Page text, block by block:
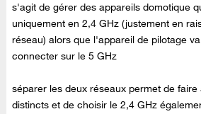
s'agit de gérer des appareils domotique
uniquement en 2,4 GHz (justement en
réseau) alors que l'appareil de pilotage
connecter sur le 5 GHz
séparer les deux réseaux permet de
distincts et de choisir le 2,4 GHz